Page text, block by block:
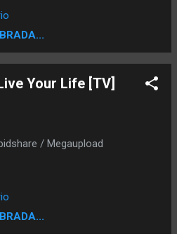
Your Life [TV]
/ Megaupload